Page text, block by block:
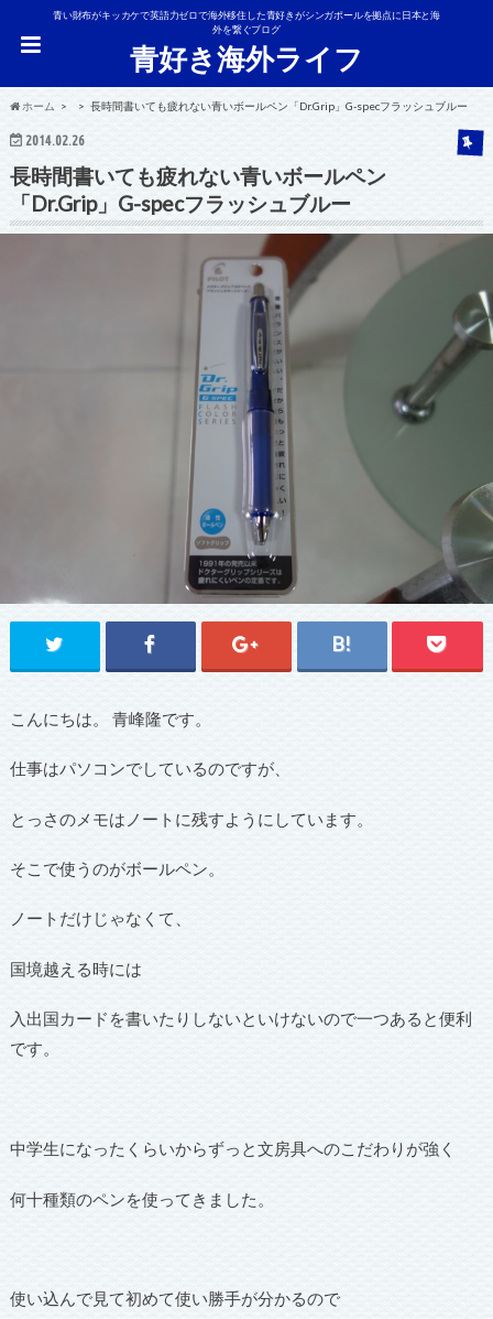
青い財布がキッカケで英語力ゼロで海外移住した青好きがシンガポールを拠点に日本と海
外を繋ぐブログ
青好き海外ライフ
ホーム 長時間書いても疲れない青いボールペン「Dr.Grip」G-specフラッシュブルー
2014.02.26
長時間書いても疲れない青いボールペン
「Dr.Grip」G-specフラッシュブルー
こんにちは。 青峰隆です。
仕事はパソコンでしているのですが、
とっさのメモはノートに残すようにしています。
そこで使うのがボールペン。
ノートだけじゃなくて、
国境越える時には
入出国カードを書いたりしないといけないので一つあると便利
です。
中学生になったくらいからずっと文房具へのこだわりが強く
何十種類のペンを使ってきました。
使い込んで見て初めて使い勝手が分かるので